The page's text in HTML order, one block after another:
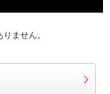
ません。